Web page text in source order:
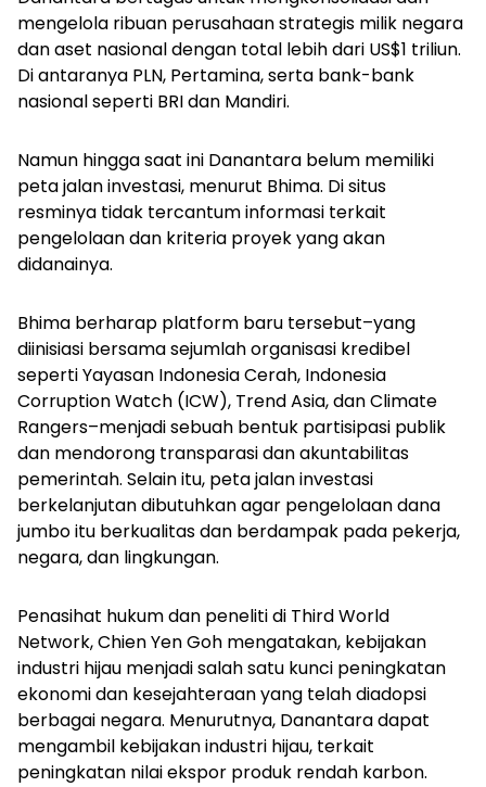
mengelola ribuan perusahaan strategis milik negara
dan aset nasional dengan total lebih dari US$1 triliun.
Di antaranya PLN, Pertamina, serta bank-bank
nasional seperti BRI dan Mandiri.
Namun hingga saat ini Danantara belum memiliki
peta jalan investasi, menurut Bhima. Di situs
resminya tidak tercantum informasi terkait
pengelolaan dan kriteria proyek yang akan
didanainya.
Bhima berharap platform baru tersebut–yang
diinisiasi bersama sejumlah organisasi kredibel
sepertiYayasan Indonesia Cerah, Indonesia
Corruption Watch (ICW), Trend Asia, dan Climate
Rangers–menjadi sebuah bentuk partisipasi publik
dan mendorong transparasi dan akuntabilitas
pemerintah. Selain itu, peta jalan investasi
berkelanjutan dibutuhkan agar pengelolaan dana
jumbo itu berkualitas dan berdampak pada pekerja,
negara, dan lingkungan.
Penasihat hukum dan peneliti di Third World
Network, Chien Yen Goh mengatakan, kebijakan
industri hijau menjadi salah satu kunci peningkatan
ekonomi dan kesejahteraan yang telah diadopsi
berbagai negara. Menurutnya, Danantara dapat
mengambil kebijakan industri hijau, terkait
peningkatan nilai ekspor produk rendah karbon.